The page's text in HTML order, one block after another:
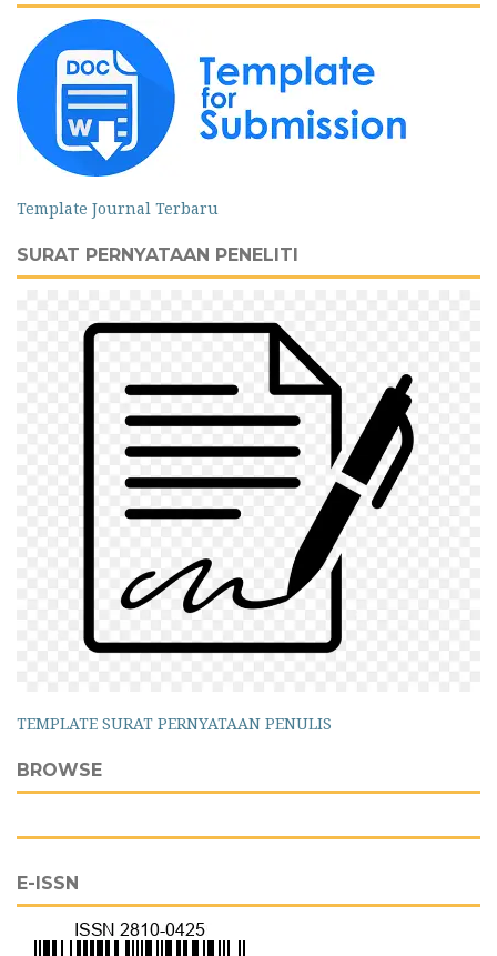
Template Journal Terbaru
SURAT PERNYATAAN PENELITI
TEMPLATE SURAT PERNYATAAN PENULIS
BROWSE
E-ISSN